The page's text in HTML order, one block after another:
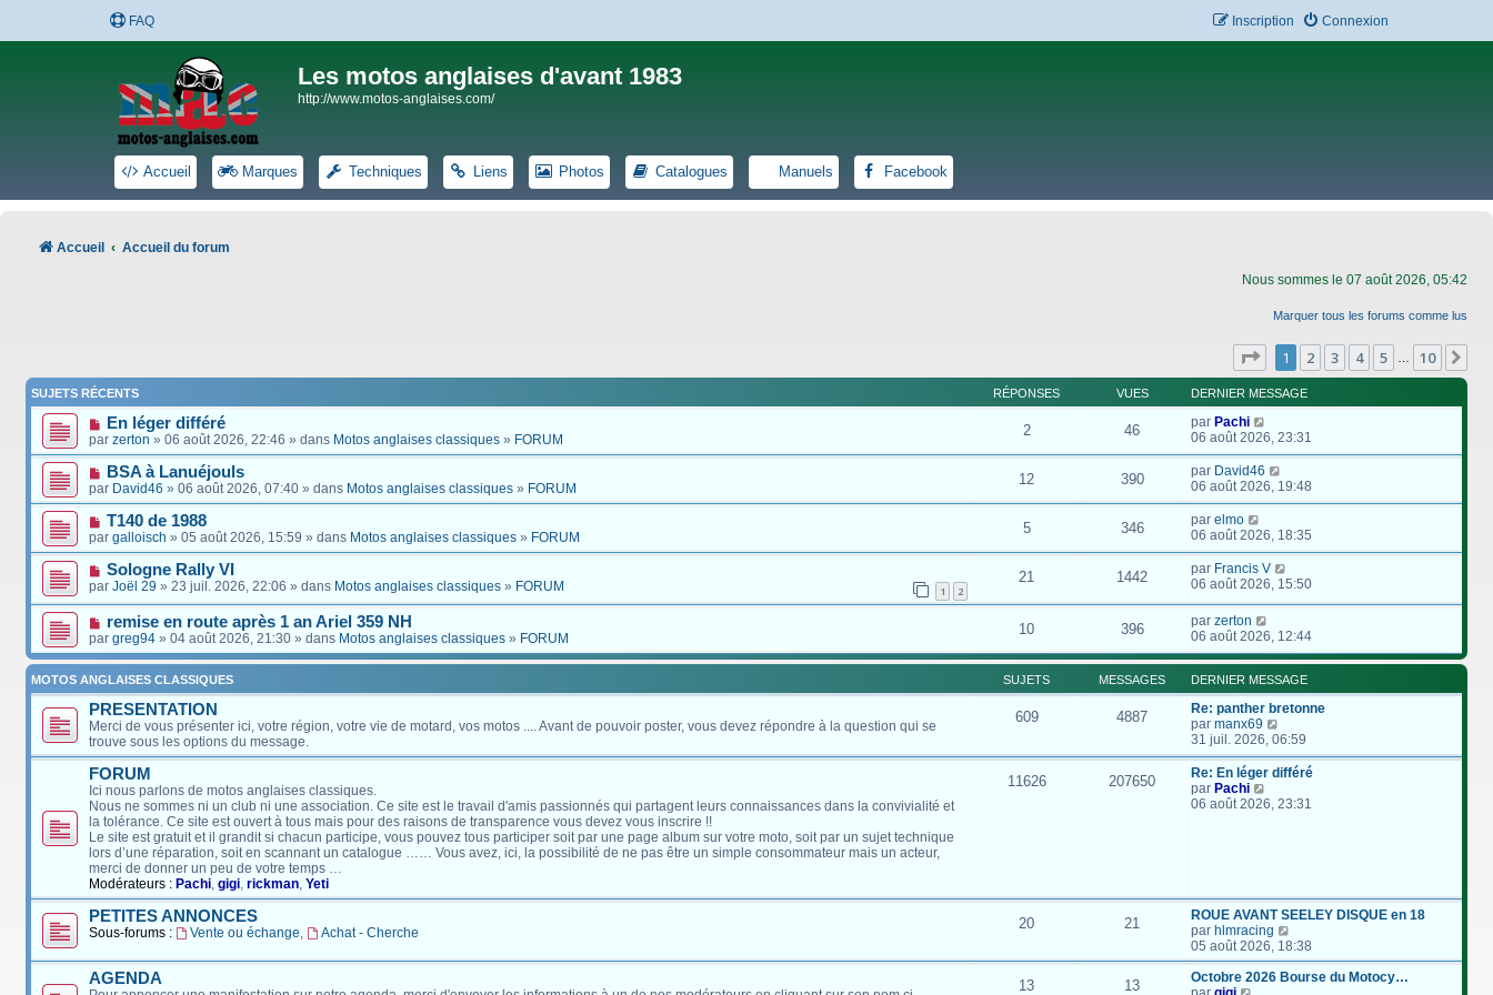
FAQ Connexion
Inscription
Les motos anglaises d'avant 1983
http://www.motos-anglaises.com/
Accueil Marques Techniques Liens Photos Catalogues Manuels Facebook
Accueil Accueil du forum
Nous sommes le 07 août 2026, 05:42
Marquer tous les forums comme lus
Page 1sur10
1 2 3 4 5 10
SUJETS RÉCENTS RÉPONSES VUES DERNIER MESSAGE
En léger différé
par zerton » 06 août 2026, 22:46 » dans Motos anglaises classiques » FORUM
2 46 par Pachi
06 août 2026, 23:31
BSA à Lanuéjouls
par David46 » 06 août 2026, 07:40 » dans Motos anglaises classiques » FORUM
12 390 par David46
06 août 2026, 19:48
T140 de 1988
par galloisch » 05 août 2026, 15:59 » dans Motos anglaises classiques » FORUM
5 346 par elmo
06 août 2026, 18:35
Sologne Rally VI
1 2
par Joël 29 » 23 juil. 2026, 22:06 » dans Motos anglaises classiques » FORUM
21 1442 par Francis V
06 août 2026, 15:50
remise en route après 1 an Ariel 359 NH
par greg94 » 04 août 2026, 21:30 » dans Motos anglaises classiques » FORUM
10 396 par zerton
06 août 2026, 12:44
MOTOS ANGLAISES CLASSIQUES SUJETS MESSAGES DERNIER MESSAGE
PRESENTATION
Merci de vous présenter ici, votre région, votre vie de motard, vos motos .... Avant de pouvoir poster, vous devez répondre à la question qui se
trouve sous les options du message.
609 4887
Re: panther bretonne
par manx69
o
n
s
l
e
r
n
e
31 juil. 2026, 06:59
FORUM
Ici nous parlons de motos anglaises classiques.
Nous ne sommes ni un club ni une association. Ce site est le travail d'amis passionnés qui partagent leurs connaissances dans la convivialité et
la tolérance. Ce site est ouvert à tous mais pour des raisons de transparence vous devez vous inscrire !!
Le site est gratuit et il grandit si chacun participe, vous pouvez tous participer soit par une page album sur votre moto, soit par un sujet technique
lors d’une réparation, soit en scannant un catalogue …… Vous avez, ici, la possibilité de ne pas être un simple consommateur mais un acteur,
merci de donner un peu de votre temps …
Modérateurs : Pachi, gigi, rickman, Yeti
11626 207650
Re: En léger différé
par Pachi
o
e
r
l
e
d
e
06 août 2026, 23:31
PETITES ANNONCES
Sous-forums : Vente ou échange, Achat - Cherche
20 21
ROUE AVANT SEELEY DISQUE en 18
par hlmracing
o
n
s
05 août 2026, 18:38
AGENDA 13 13
Octobre 2026 Bourse du Motocy…